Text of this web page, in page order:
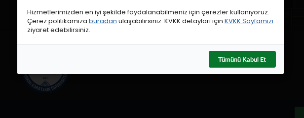
ÇAKÜ Bilgi İşlem Daire Başkanlığı 2026
Hizmetlerimizden en iyi şekilde faydalanabilmeniz için çerezler kullanıyoruz.
Çerez politikamıza buradan ulaşabilirsiniz. KVKK detayları için KVKK Sayfamızı
ziyaret edebilirsiniz.
Tümünü Kabul Et